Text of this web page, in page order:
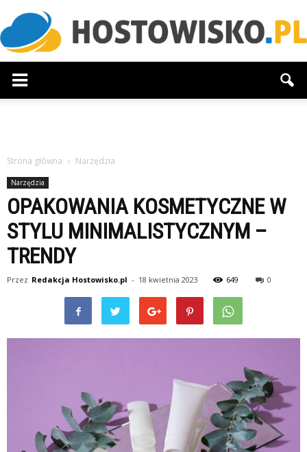
Strona główna Narzędzia
Narzędzia
OPAKOWANIA KOSMETYCZNE W
STYLU MINIMALISTYCZNYM –
TRENDY
Przez Redakcja Hostowisko.pl - 18 kwietnia 2023 649 0